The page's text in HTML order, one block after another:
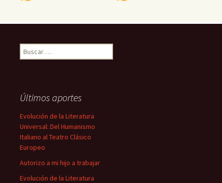
Buscar:
Últimos aportes
Evolución de la Literatura
Universal: Del Humanismo
Italiano al Teatro Clásico
Europeo
Autorizo a mi hijo a trabajar
Evolución de la Literatura